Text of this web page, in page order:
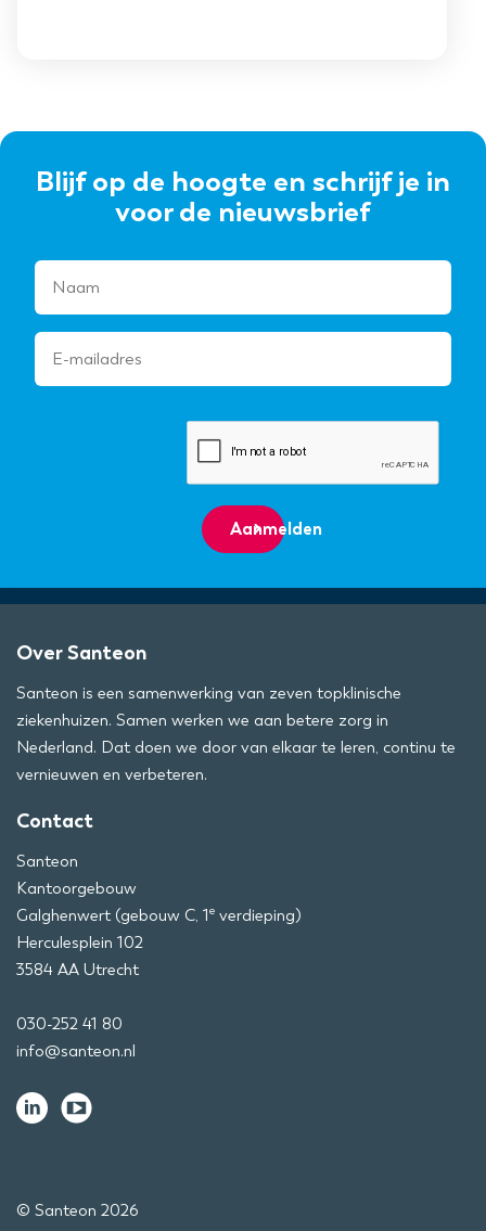
Blijf op de hoogte en schrijf je in
voor de nieuwsbrief
Aanmelden
Over Santeon
Santeon is een samenwerking van zeven topklinische
ziekenhuizen. Samen werken we aan betere zorg in
Nederland. Dat doen we door van elkaar te leren, continu te
vernieuwen en verbeteren.
Contact
Santeon
Kantoorgebouw
Galghenwert (gebouw C, 1e verdieping)
Herculesplein 102
3584 AA Utrecht
030-252 41 80
info@santeon.nl
© Santeon 2026